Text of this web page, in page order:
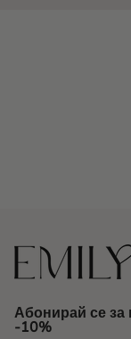
Абонирай се за
-10%